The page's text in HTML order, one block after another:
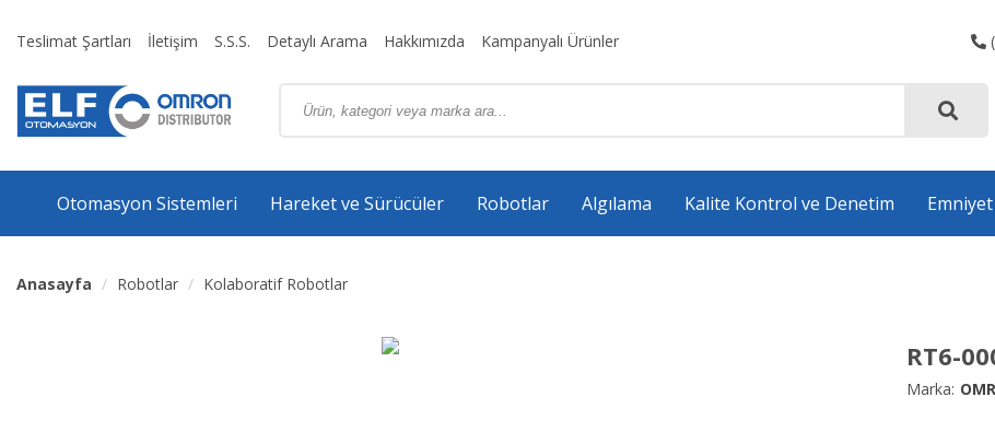
Teslimat Şartları İletişim S.S.S. Detaylı Arama Hakkımızda Kampanyalı Ürünler
Otomasyon Sistemleri Hareket ve Sürücüler Robotlar Algılama Kalite Kontrol ve Denetim Emniyet
Anasayfa Robotlar Kolaboratif Robotlar
RT6-
Marka: